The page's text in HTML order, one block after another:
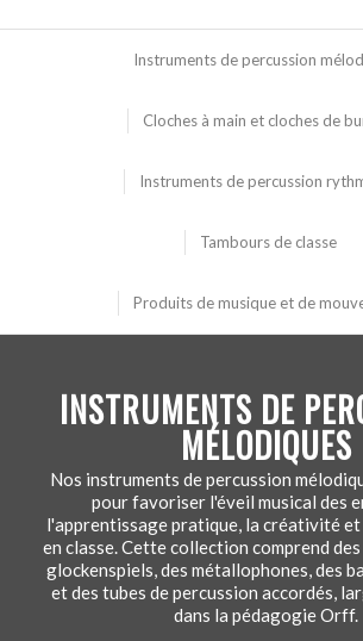
Instruments de percussion
Cloches à main et cloches de
Instruments de percussion
Tambours de classe
Produits de musique et de
INSTRUMENTS DE
MÉLODIQUES
Nos instruments de percussion
pour favoriser l'éveil musical des
l'apprentissage pratique, la créativité
en classe. Cette collection comprend
glockenspiels, des métallophones, des
et des tubes de percussion accordés,
dans la pédagogie Orff.